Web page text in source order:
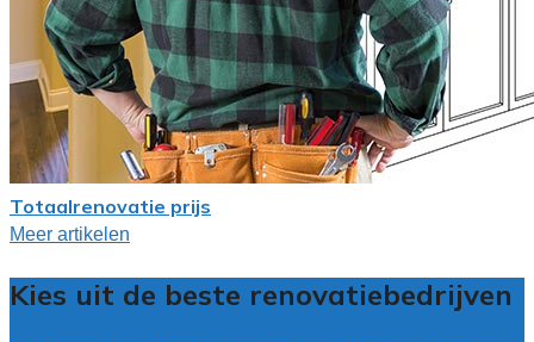
Totaalrenovatie prijs
Meer artikelen
Kies uit de beste renovatiebedrijven